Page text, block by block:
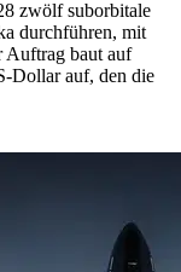
zwölf suborbitale
durchführen, mit
Auftrag baut auf
Dollar auf, den die